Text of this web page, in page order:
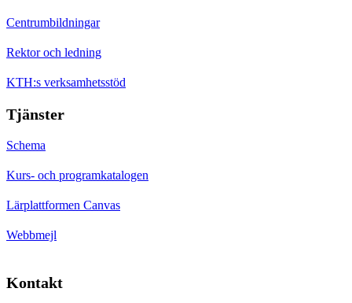
Centrumbildningar
Rektor och ledning
KTH:s verksamhetsstöd
Tjänster
Schema
Kurs- och programkatalogen
Lärplattformen Canvas
Webbmejl
Kontakt